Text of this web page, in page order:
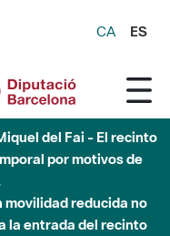
CA ES
del Fai - El recinto
por motivos de
movilidad reducida no
la entrada del recinto